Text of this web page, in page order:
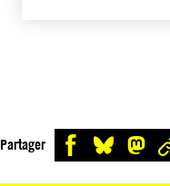
Partager